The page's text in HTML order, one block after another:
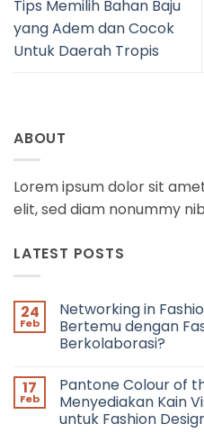
Tips Memilih Bahan Baju
yang Adem dan Cocok
Untuk Daerah Tropis
ABOUT
Lorem ipsum dolor sit
elit, sed diam nonummy
LATEST POSTS
24
Feb
Networking in
Bertemu dengan
Berkolaborasi?
on
Networking
in
Fashion:
17
Feb
Pantone Colour of
Menyediakan Kain
untuk Fashion